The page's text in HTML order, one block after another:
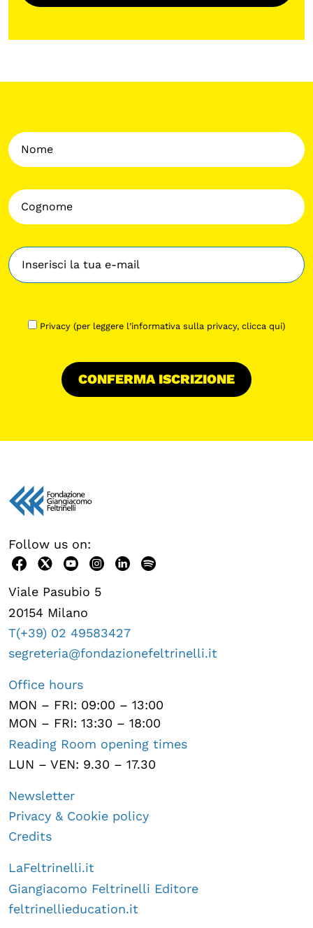
Privacy (per leggere l’informativa sulla privacy, clicca qui)
Follow us on:
Viale Pasubio 5
20154 Milano
T(+39) 02 49583427
segreteria@fondazionefeltrinelli.it
Office hours
MON – FRI: 09:00 – 13:00
MON – FRI: 13:30 – 18:00
Reading Room opening times
LUN – VEN: 9.30 – 17.30
Newsletter
Privacy & Cookie policy
Credits
LaFeltrinelli.it
Giangiacomo Feltrinelli Editore
feltrinellieducation.it